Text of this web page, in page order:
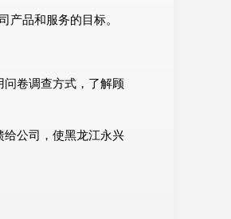
产品和服务的目标。
卷调查方式，了解顾
给公司，使黑龙江永兴